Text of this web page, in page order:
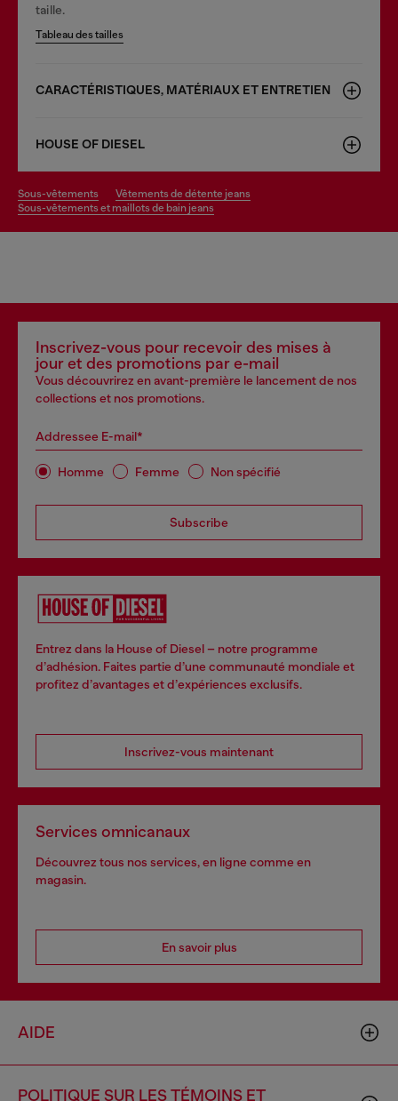
taille.
Tableau des tailles
CARACTÉRISTIQUES, MATÉRIAUX ET ENTRETIEN
HOUSE OF DIESEL
sous-vêtements
vêtements de détente jeans
sous-vêtements et maillots de bain jeans
Inscrivez-vous pour recevoir des mises à
jour et des promotions par e-mail
Vous découvrirez en avant-première le lancement de nos
collections et nos promotions.
Addressee E-mail*
Homme Femme Non spécifié
Subscribe
Entrez dans la House of Diesel – notre programme
d’adhésion. Faites partie d’une communauté mondiale et
profitez d’avantages et d’expériences exclusifs.
Inscrivez-vous maintenant
Services omnicanaux
Découvrez tous nos services, en ligne comme en
magasin.
En savoir plus
AIDE
POLITIQUE SUR LES TÉMOINS ET